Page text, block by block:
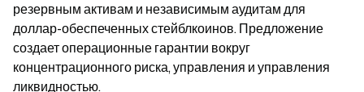
резервным активам и независимым аудитам для
доллар-обеспеченных стейблкоинов. Предложение
создает операционные гарантии вокруг
концентрационного риска, управления и управления
ликвидностью.